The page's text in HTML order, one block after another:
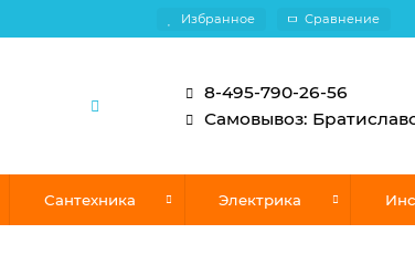
Избранное Сравнение
8-495-790-26-56
Самовывоз:
Сантехника Электрика